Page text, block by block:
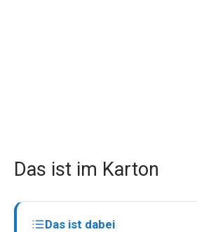
Das ist im Karton
Das ist dabei